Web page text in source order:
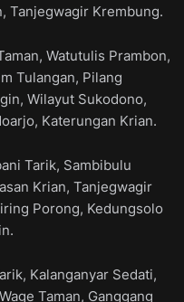
Tanjegwagir Krembung.
Watutulis Prambon,
Tulangan, Pilang
Wilayut Sukodono,
Katerungan Krian.
Tarik, Sambibulu
Krian, Tanjegwagir
Porong, Kedungsolo
Kalanganyar Sedati,
Taman, Ganggang